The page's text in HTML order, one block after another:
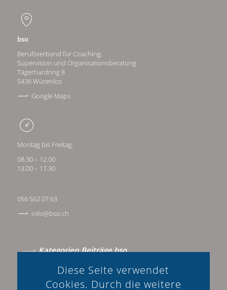
bso
Berufsverband für Coaching,
Supervision und Organisationsberatung
Tägerhardring 8
5436 Würenlos
Google Maps
Montag bis Freitag:
08.30 – 12.00
13.00 – 17.30
056 552 07 63
info@bso.ch
Kategorien Beiträge bso
Beratung & MethodenDiese Seite verwendet
Cookies. Durch die weitere